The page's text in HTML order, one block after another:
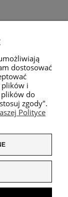
dostosować
plików i
plików do
zgody".
Polityce